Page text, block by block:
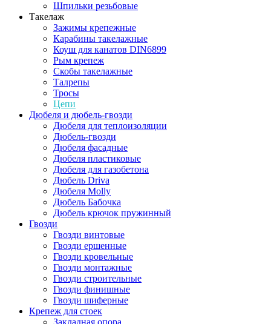
Шпильки резьбовые
Такелаж
Зажимы крепежные
Карабины такелажные
Коуш для канатов DIN6899
Рым крепеж
Скобы такелажные
Талрепы
Тросы
Цепи
Дюбеля и дюбель-гвозди
Дюбеля для теплоизоляции
Дюбель-гвозди
Дюбеля фасадные
Дюбеля пластиковые
Дюбеля для газобетона
Дюбель Driva
Дюбеля Molly
Дюбель Бабочка
Дюбель крючок пружинный
Гвозди
Гвозди винтовые
Гвозди ершенные
Гвозди кровельные
Гвозди монтажные
Гвозди строительные
Гвозди финишные
Гвозди шиферные
Крепеж для стоек
Закладная опора